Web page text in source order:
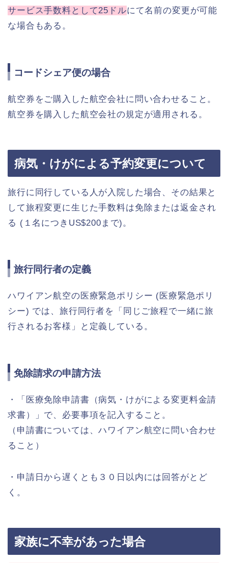
サービス手数料として25ドルにて名前の変更が可能
な場合もある。
コードシェア便の場合
航空券をご購入した航空会社に問い合わせること。
航空券を購入した航空会社の規定が適用される。
病気・けがによる予約変更について
旅行に同行している人が入院した場合、その結果と
して旅程変更に生じた手数料は免除または返金され
る (１名につきUS$200まで)。
旅行同行者の定義
ハワイアン航空の医療緊急ポリシー (医療緊急ポリ
シー) では、旅行同行者を「同じご旅程で一緒に旅
行されるお客様」と定義している。
免除請求の申請方法
・「医療免除申請書（病気・けがによる変更料金請
求書）」で、必要事項を記入すること。
（申請書については、ハワイアン航空に問い合わせ
ること）
・申請日から遅くとも３０日以内には回答がとど
く。
家族に不幸があった場合